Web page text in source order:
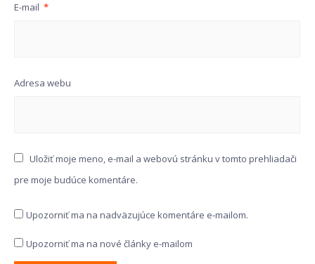
E-mail *
Adresa webu
Uložiť moje meno, e-mail a webovú stránku v tomto prehliadači
pre moje budúce komentáre.
Upozorniť ma na nadväzujúce komentáre e-mailom.
Upozorniť ma na nové články e-mailom